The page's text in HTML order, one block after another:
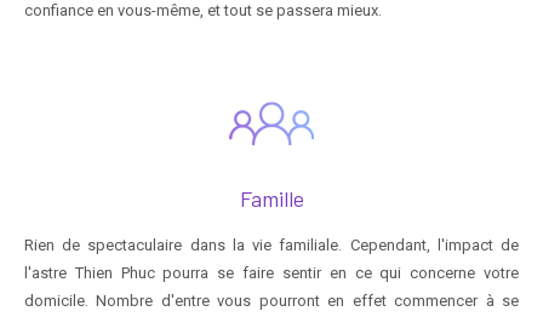
confiance en vous-même, et tout se passera mieux.
Famille
Rien de spectaculaire dans la vie familiale. Cependant, l'impact de
l'astre Thien Phuc pourra se faire sentir en ce qui concerne votre
domicile. Nombre d'entre vous pourront en effet commencer à se